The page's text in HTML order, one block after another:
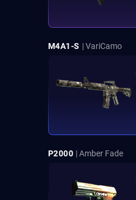
M4A1-S | VariCamo
P2000 | Amber Fade